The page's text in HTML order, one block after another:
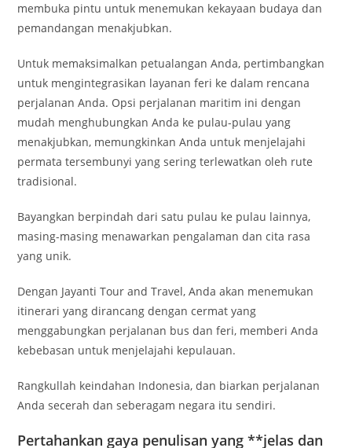
membuka pintu untuk menemukan kekayaan budaya dan
pemandangan menakjubkan.
Untuk memaksimalkan petualangan Anda, pertimbangkan
untuk mengintegrasikan layanan feri ke dalam rencana
perjalanan Anda. Opsi perjalanan maritim ini dengan
mudah menghubungkan Anda ke pulau-pulau yang
menakjubkan, memungkinkan Anda untuk menjelajahi
permata tersembunyi yang sering terlewatkan oleh rute
tradisional.
Bayangkan berpindah dari satu pulau ke pulau lainnya,
masing-masing menawarkan pengalaman dan cita rasa
yang unik.
Dengan Jayanti Tour and Travel, Anda akan menemukan
itinerari yang dirancang dengan cermat yang
menggabungkan perjalanan bus dan feri, memberi Anda
kebebasan untuk menjelajahi kepulauan.
Rangkullah keindahan Indonesia, dan biarkan perjalanan
Anda secerah dan seberagam negara itu sendiri.
Pertahankan gaya penulisan yang **jelas dan